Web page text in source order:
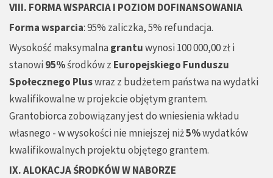
VIII. FORMA WSPARCIA I POZIOM DOFINANSOWANIA
Forma wsparcia: 95% zaliczka, 5% refundacja.
Wysokość maksymalna grantuwynosi 100 000,00 zł i
stanowi 95%środków z Europejskiego Funduszu
Społecznego Pluswraz z budżetem państwa na wydatki
kwalifikowalne w projekcie objętym grantem.
Grantobiorca zobowiązany jest do wniesienia wkładu
własnego - w wysokości nie mniejszej niż5%wydatków
kwalifikowalnych projektu objętego grantem.
IX. ALOKACJA ŚRODKÓW W NABORZE